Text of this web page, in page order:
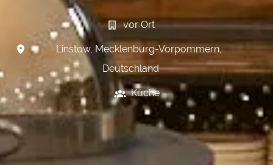
vor Ort
Linstow, Mecklenburg-Vorpommern,
Deutschland
Küche